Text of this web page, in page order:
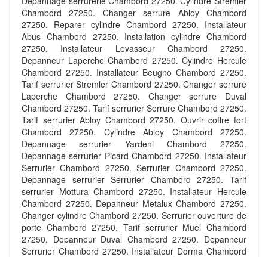
Chambord 27250. Changer serrure Abloy Chambord
27250. Reparer cylindre Chambord 27250. Installateur
Abus Chambord 27250. Installation cylindre Chambord
27250. Installateur Levasseur Chambord 27250.
Depanneur Laperche Chambord 27250. Cylindre Hercule
Chambord 27250. Installateur Beugno Chambord 27250.
Tarif serrurier Stremler Chambord 27250. Changer serrure
Laperche Chambord 27250. Changer serrure Duval
Chambord 27250. Tarif serrurier Serrure Chambord 27250.
Tarif serrurier Abloy Chambord 27250. Ouvrir coffre fort
Chambord 27250. Cylindre Abloy Chambord 27250.
Depannage serrurier Yardeni Chambord 27250.
Depannage serrurier Picard Chambord 27250. Installateur
Serrurier Chambord 27250. Serrurier Chambord 27250.
Depannage serrurier Serrurier Chambord 27250. Tarif
serrurier Mottura Chambord 27250. Installateur Hercule
Chambord 27250. Depanneur Metalux Chambord 27250.
Changer cylindre Chambord 27250. Serrurier ouverture de
porte Chambord 27250. Tarif serrurier Muel Chambord
27250. Depanneur Duval Chambord 27250. Depanneur
Serrurier Chambord 27250. Installateur Dorma Chambord